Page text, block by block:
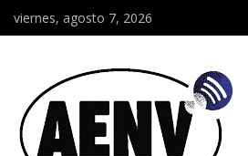
viernes, agosto 7, 2026